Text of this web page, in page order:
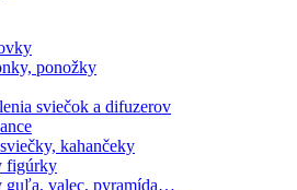
ponožky
sviečok a difuzerov
kahančeky
figúrky
guľa, valec, pyramída…